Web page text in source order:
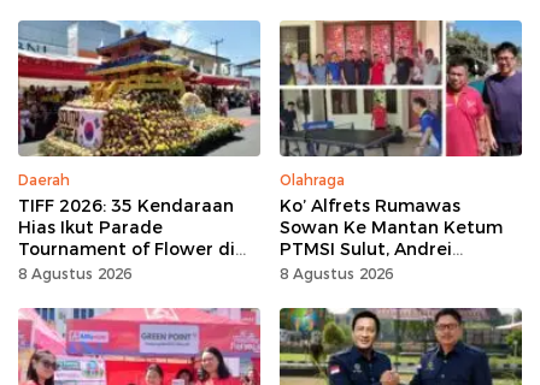
Daerah
TIFF 2026: 35 Kendaraan
Hias Ikut Parade
Tournament of Flower di
Tomohon
8 Agustus 2026
Olahraga
Ko’ Alfrets Rumawas
Sowan Ke Mantan Ketum
PTMSI Sulut, Andrei
Angouw
8 Agustus 2026